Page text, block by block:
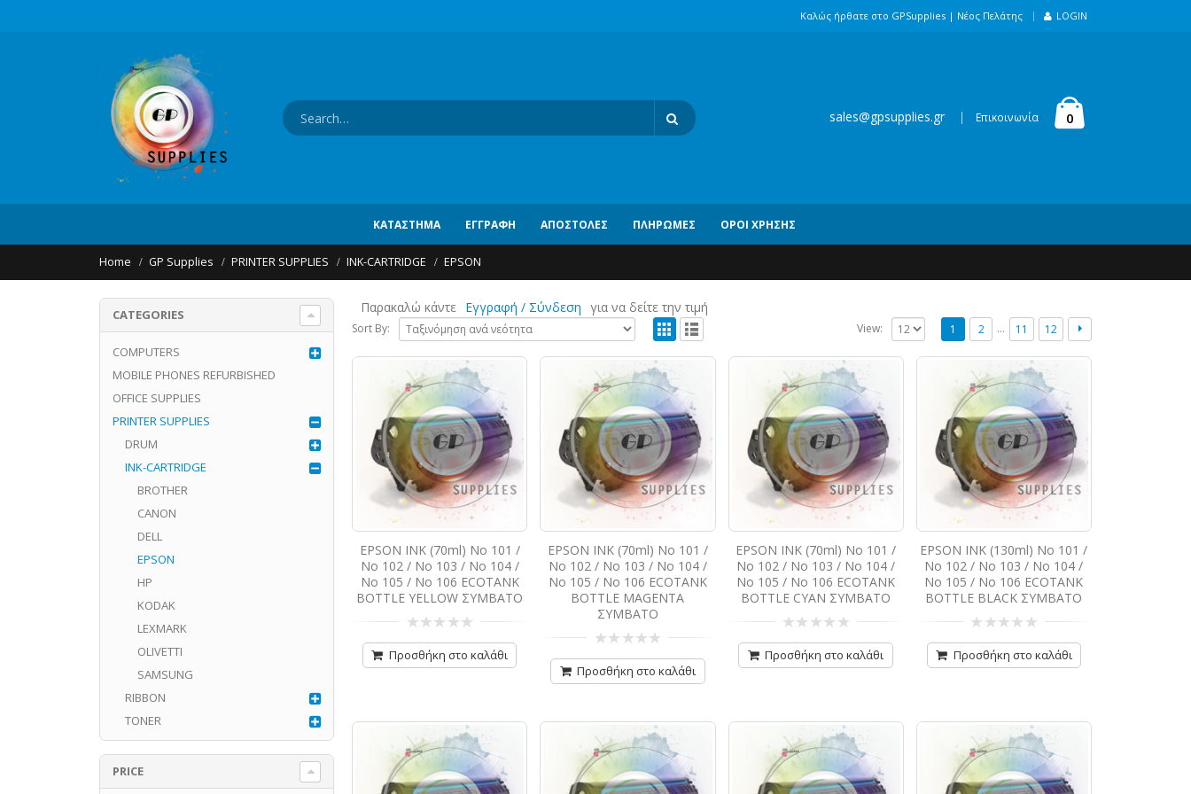
Καλώς ήρθατε στο GPSupplies | Νέος Πελάτης | LOGIN
sales@gpsupplies.gr | Επικοινωνία 0
ΚΑΤΆΣΤΗΜΑ ΕΓΓΡΑΦΉ ΑΠΟΣΤΟΛΈΣ ΠΛΗΡΩΜΈΣ ΌΡΟΙ ΧΡΉΣΗΣ
Home GP Supplies PRINTER SUPPLIES INK-CARTRIDGE EPSON
Παρακαλώ κάντε Εγγραφή / Σύνδεση για να δείτε την τιμή
Sort By: View: 1 2 … 11 12
EPSON INK (70ml) No 101 /
No 102 / No 103 / No 104 /
No 105 / No 106 ECOTANK
BOTTLE YELLOW ΣΥΜΒΑΤΟ
0
από
5
Προσθήκη στο καλάθι
EPSON INK (70ml) No 101 /
No 102 / No 103 / No 104 /
No 105 / No 106 ECOTANK
BOTTLE MAGENTA
ΣΥΜΒΑΤΟ
0
από
5
Προσθήκη στο καλάθι
EPSON INK (70ml) No 101 /
No 102 / No 103 / No 104 /
No 105 / No 106 ECOTANK
BOTTLE CYAN ΣΥΜΒΑΤΟ
0
από
5
Προσθήκη στο καλάθι
EPSON INK (130ml) No 101 /
No 102 / No 103 / No 104 /
No 105 / No 106 ECOTANK
BOTTLE BLACK ΣΥΜΒΑΤΟ
0
από
5
Προσθήκη στο καλάθι
CATEGORIES
COMPUTERS
MOBILE PHONES REFURBISHED
OFFICE SUPPLIES
PRINTER SUPPLIES
DRUM
INK-CARTRIDGE
BROTHER
CANON
DELL
EPSON
HP
KODAK
LEXMARK
OLIVETTI
SAMSUNG
RIBBON
TONER
PRICE